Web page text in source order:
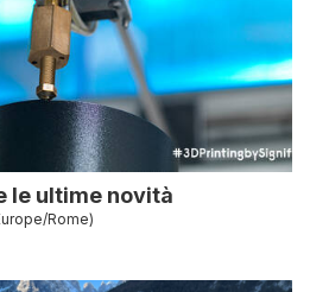
le ultime novità
Rome)